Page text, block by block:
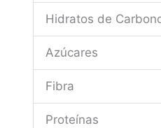
Hidratos de
Azúcares
Fibra
Proteínas